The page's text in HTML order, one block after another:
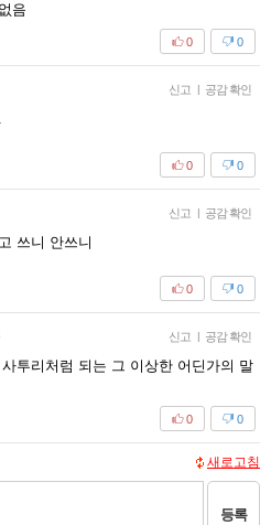
음
0
0
신고 | 공감 확인
0
0
신고 | 공감 확인
쓰니 안쓰니
0
0
신고 | 공감 확인
투리처럼 되는 그 이상한 어딘가의 말
0
0
새로고침
등록